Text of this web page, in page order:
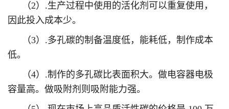
（2）.生产过程中使用的活化剂可以重复使用，
因此投入成本少。
（3）.多孔碳的制备温度低，能耗低，制作成本
低。
（4）.制作的多孔碳比表面积大。做电容器电极
容量高。做吸附剂则吸附能力强。